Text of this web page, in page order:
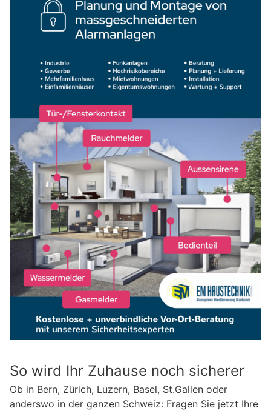
So wird Ihr Zuhause noch sicherer
Ob in Bern, Zürich, Luzern, Basel, St.Gallen oder
anderswo in der ganzen Schweiz: Fragen Sie jetzt Ihre